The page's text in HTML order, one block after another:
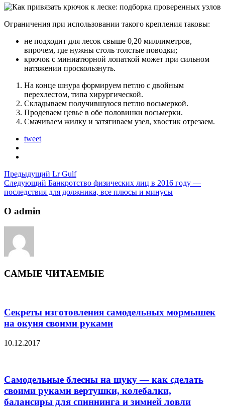
Ограничения при использовании такого крепления таковы:
не подходит для лесок свыше 0,20 миллиметров,
впрочем, где нужны столь толстые поводки;
крючок с миниатюрной лопаткой может при сильном
натяжении проскользнуть.
На конце шнура формируем петлю с двойным
перехлестом, типа хирургической.
Складываем получившуюся петлю восьмеркой.
Продеваем цевье в обе половинки восьмерки.
Смачиваем жилку и затягиваем узел, хвостик отрезаем.
tweet
Предыдущий Lr Gulf
Следующий Банкротство физических лиц в 2016 году —
последствия для должника, все плюсы и минусы
О admin
САМЫЕ ЧИТАЕМЫЕ
Секреты изготовления самодельных мормышек
на окуня своими руками
10.12.2017
Самодельные блесны на щуку — как сделать
своими руками вертушки, колебалки,
балансиры для спиннинга и зимней ловли